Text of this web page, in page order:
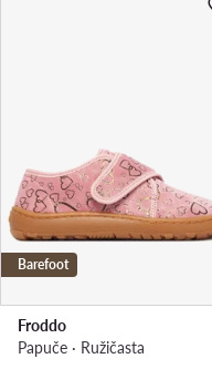
Barefoot
Froddo
Papuče · Ružičasta